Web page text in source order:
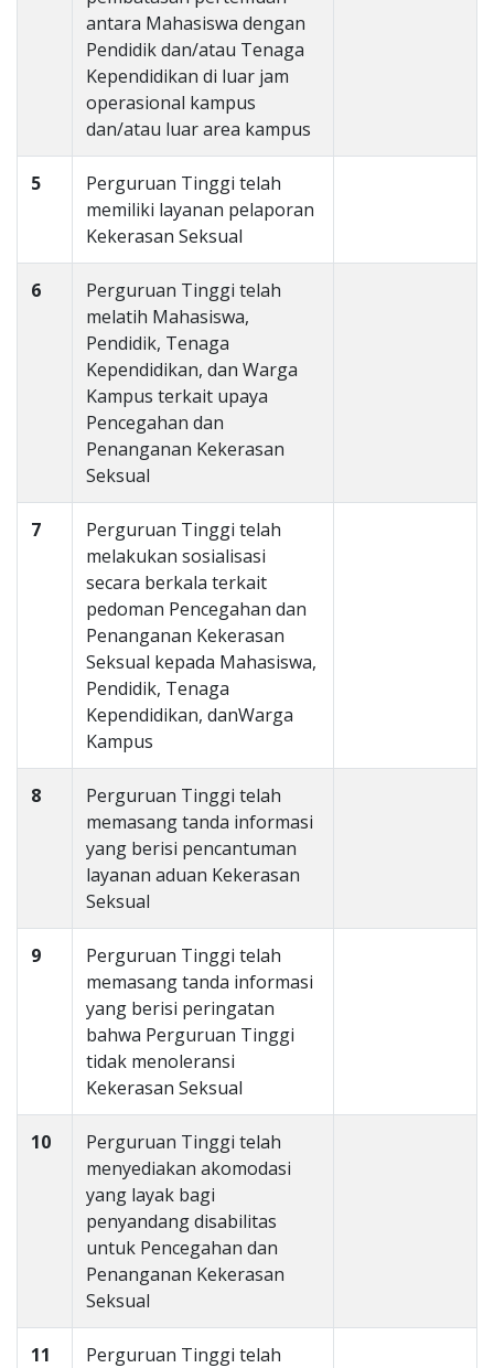
antara Mahasiswa dengan
Pendidik dan/atau Tenaga
Kependidikan di luar jam
operasional kampus
dan/atau luar area kampus
5
Perguruan Tinggi telah
memiliki layanan pelaporan
Kekerasan Seksual
6
Perguruan Tinggi telah
melatih Mahasiswa,
Pendidik, Tenaga
Kependidikan, dan Warga
Kampus terkait upaya
Pencegahan dan
Penanganan Kekerasan
Seksual
7
Perguruan Tinggi telah
melakukan sosialisasi
secara berkala terkait
pedoman Pencegahan dan
Penanganan Kekerasan
Seksual kepada Mahasiswa,
Pendidik, Tenaga
Kependidikan, danWarga
Kampus
8
Perguruan Tinggi telah
memasang tanda informasi
yang berisi pencantuman
layanan aduan Kekerasan
Seksual
9
Perguruan Tinggi telah
memasang tanda informasi
yang berisi peringatan
bahwa Perguruan Tinggi
tidak menoleransi
Kekerasan Seksual
10
Perguruan Tinggi telah
menyediakan akomodasi
yang layak bagi
penyandang disabilitas
untuk Pencegahan dan
Penanganan Kekerasan
Seksual
11
Perguruan Tinggi telah